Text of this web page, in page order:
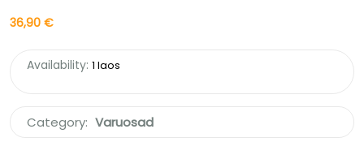
36,90 €
Availability: 1 laos
Category: Varuosad